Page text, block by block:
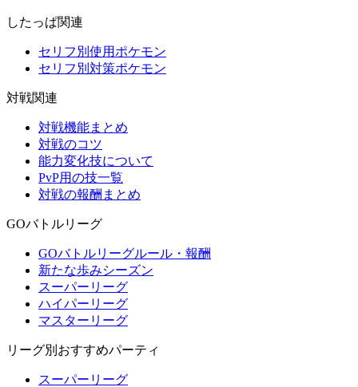
したっぱ関連
セリフ別使用ポケモン
セリフ別対策ポケモン
対戦関連
対戦機能まとめ
対戦のコツ
能力変化技について
PvP用の技一覧
対戦の報酬まとめ
GOバトルリーグ
GOバトルリーグルール・報酬
新たな歩みシーズン
スーパーリーグ
ハイパーリーグ
マスターリーグ
リーグ別おすすめパーティ
スーパーリーグ